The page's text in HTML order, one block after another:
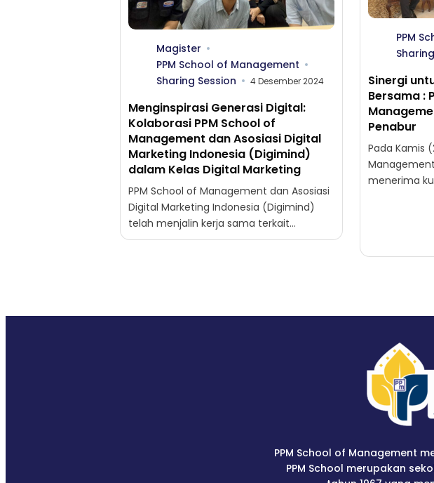
Magister
PPM School of Management
Sharing Session
4 Desember 2024
Menginspirasi Generasi Digital:
Kolaborasi PPM School of
Management dan Asosiasi Digital
Marketing Indonesia (Digimind)
dalam Kelas Digital Marketing
PPM School of Management dan Asosiasi
Digital Marketing Indonesia (Digimind)
telah menjalin kerja sama terkait
Tridharma Perguruan Tinggi, yaitu
PPM
Sinergi
Bersama :
Penabur
Pada Kamis
menerima
PPM School of Management
PPM School merupakan